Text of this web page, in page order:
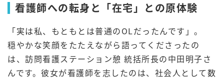
看護師への転身と「在宅」との原体験
「実は私、もともとは普通のOLだったんです」。
穏やかな笑顔をたたえながら語ってくださったの
は、訪問看護ステーション憩 統括所長の中田明子さ
んです。彼女が看護師を志したのは、社会人として数